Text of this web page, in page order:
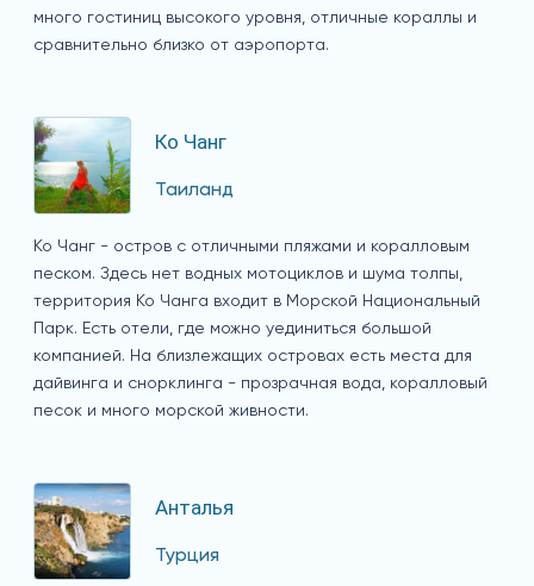
много гостиниц высокого уровня, отличные кораллы и
сравнительно близко от аэропорта.
Ко Чанг
Таиланд
Ко Чанг - остров с отличными пляжами и коралловым
песком. Здесь нет водных мотоциклов и шума толпы,
территория Ко Чанга входит в Морской Национальный
Парк. Есть отели, где можно уединиться большой
компанией. На близлежащих островах есть места для
дайвинга и снорклинга - прозрачная вода, коралловый
песок и много морской живности.
Анталья
Турция